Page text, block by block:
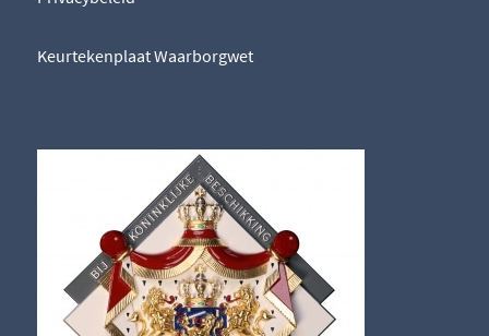
Keurtekenplaat Waarborgwet